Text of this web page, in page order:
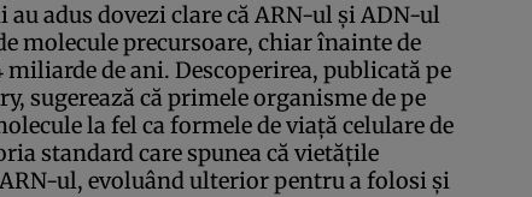
adus dovezi clare că ARN-ul şi ADN-ul
molecule precursoare, chiar înainte de
de ani. Descoperirea, publicată pe
sugerează că primele organisme de pe
la fel ca formele de viaţă celulare de
standard care spunea că vietăţile
ul, evoluând ulterior pentru a folosi şi